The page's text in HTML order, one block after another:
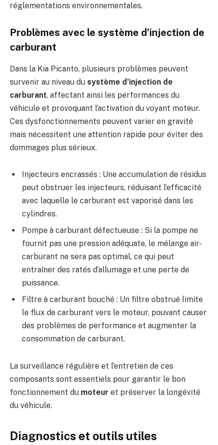
réglementations environnementales.
Problèmes avec le système d’injection de
carburant
Dans la Kia Picanto, plusieurs problèmes peuvent
survenir au niveau du système d’injection de
carburant, affectant ainsi les performances du
véhicule et provoquant l’activation du voyant moteur.
Ces dysfonctionnements peuvent varier en gravité
mais nécessitent une attention rapide pour éviter des
dommages plus sérieux.
Injecteurs encrassés : Une accumulation de résidus
peut obstruer les injecteurs, réduisant l’efficacité
avec laquelle le carburant est vaporisé dans les
cylindres.
Pompe à carburant défectueuse : Si la pompe ne
fournit pas une pression adéquate, le mélange air-
carburant ne sera pas optimal, ce qui peut
entraîner des ratés d’allumage et une perte de
puissance.
Filtre à carburant bouché : Un filtre obstrué limite
le flux de carburant vers le moteur, pouvant causer
des problèmes de performance et augmenter la
consommation de carburant.
La surveillance régulière et l’entretien de ces
composants sont essentiels pour garantir le bon
fonctionnement du moteur et préserver la longévité
du véhicule.
Diagnostics et outils utiles